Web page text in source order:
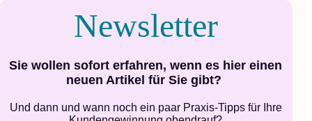
Newsletter
Sie wollen sofort erfahren, wenn es hier einen
neuen Artikel für Sie gibt?
Und dann und wann noch ein paar Praxis-Tipps für Ihre